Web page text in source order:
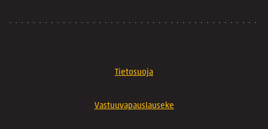
Tietosuoja
Vastuuvapauslauseke